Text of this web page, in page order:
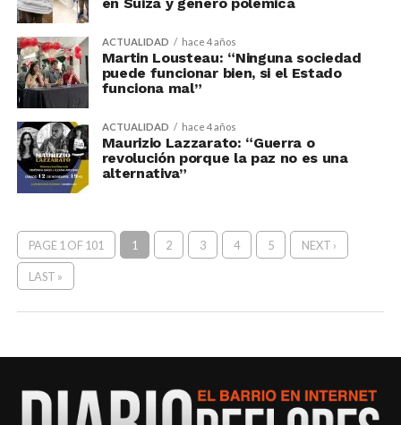
ACTUALIDAD hace 4 años
Martin Lousteau: “Ninguna sociedad
puede funcionar bien, si el Estado
funciona mal”
ACTUALIDAD hace 4 años
Maurizio Lazzarato: “Guerra o
revolución porque la paz no es una
alternativa”
PAGE 1 OF 101 1 2 3 4 5 NEXT ›
LAST »